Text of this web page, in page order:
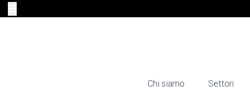
Chi siamo Settori